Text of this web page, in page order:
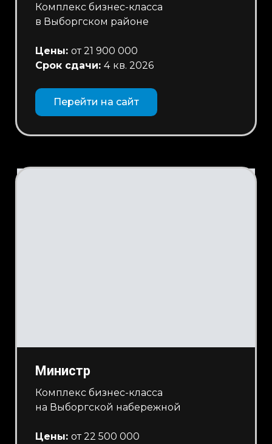
Комплекс бизнес-класса
в Выборгском районе
Цены: от 21 900 000
Срок сдачи: 4 кв. 2026
Перейти на сайт
Министр
Комплекс бизнес-класса
на Выборгской набережной
Цены: от 22 500 000